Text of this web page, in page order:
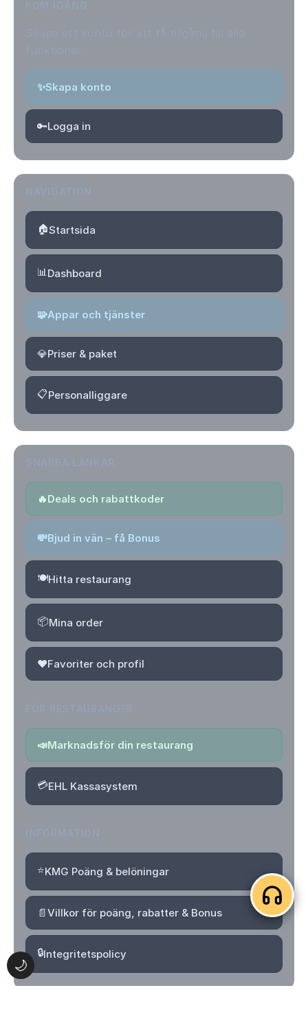
🌙
✨Skapa konto
🔑Logga in
🏠Startsida
📊Dashboard
🧩Appar och tjänster
💎Priser & paket
📋Personalliggare
🔥Deals och rabattkoder
💸Bjud in vän – få Bonus
🍽️Hitta restaurang
📦Mina order
❤️Favoriter och profil
📣Marknadsför din restaurang
💳EHL Kassasystem
⭐KMG Poäng & belöningar
📄Villkor för poäng, rabatter & Bonus
🔒Integritetspolicy